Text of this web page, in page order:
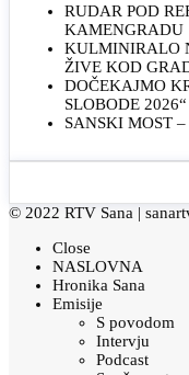
RUDAR POD
KAMENGRADU
KULMINIRALO
ŽIVE KOD
DOČEKAJMO
SLOBODE 2026“
SANSKI MOST
© 2022 RTV Sana |
Close
NASLOVNA
Hronika Sana
Emisije
S povodom
Intervju
Podcast